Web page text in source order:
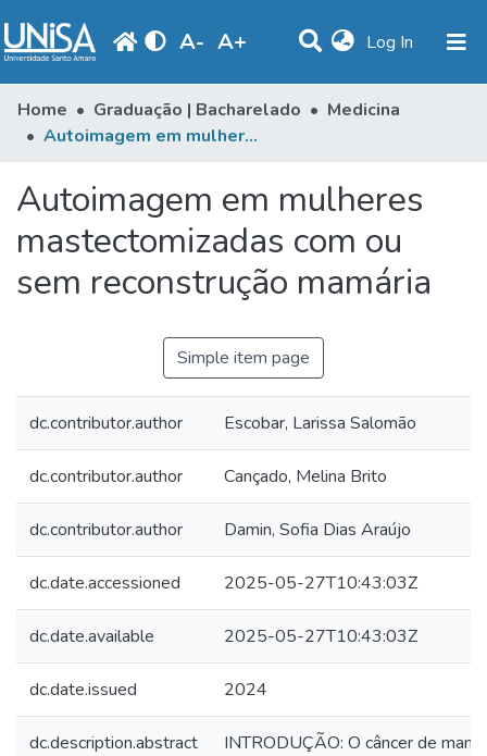
A- A+ Log In (current)
Communities & Collections
Browse
Produção Docente
Library
Home Graduação | Bacharelado
Medicina
Autoimagem em mulheres mastectomizadas com ou sem reconstrução mamária
Autoimagem em mulheres
mastectomizadas com ou
sem reconstrução mamária
Simple item page
dc.contributor.author Escobar, Larissa Salomão
dc.contributor.author Cançado, Melina Brito
dc.contributor.author Damin, Sofia Dias Araújo
dc.date.accessioned 2025-05-27T10:43:03Z
dc.date.available 2025-05-27T10:43:03Z
dc.date.issued 2024
dc.description.abstract
INTRODUÇÃO: O câncer de